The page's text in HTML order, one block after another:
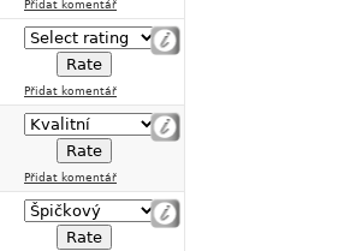
Přidat komentář
Přidat komentář
Přidat komentář